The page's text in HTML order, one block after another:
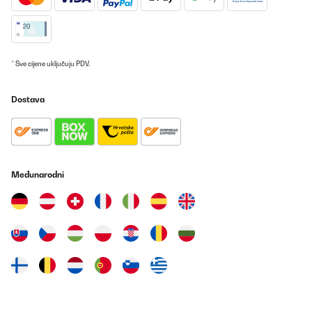
der Infrarotheizung montiert wurde.Die Temperatureinstellung
Amazon-Benutzer
unbedingt den QR Code benutzen, dann ist alles einfach
einzustellen! Ebenfalls auch leicht an der Wand zu montieren!
Amazon-Benutzer
* Sve cijene uključuju PDV.
Dostava
Međunarodni